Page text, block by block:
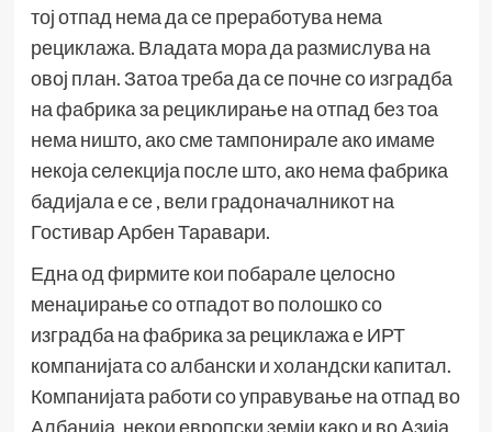
тој отпад нема да се преработува нема
рециклажа. Владата мора да размислува на
овој план. Затоа треба да се почне со изградба
на фабрика за рециклирање на отпад без тоа
нема ништо, ако сме тампонирале ако имаме
некоја селекција после што, ако нема фабрика
бадијала е се , вели градоначалникот на
Гостивар Арбен Таравари.
Една од фирмите кои побарале целосно
менаџирање со отпадот во полошко со
изградба на фабрика за рециклажа е ИРТ
компанијата со албански и холандски капитал.
Компанијата работи со управување на отпад во
Албанија, некои европски земји како и во Азија